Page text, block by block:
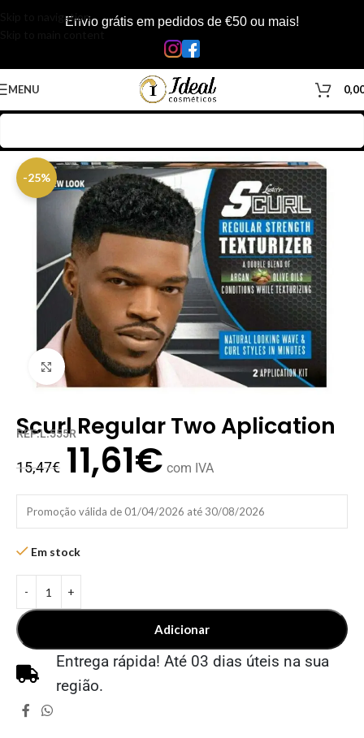
Skip to navigationEnvio grátis em pedidos de €50 ou mais!
MENU
-25%
Clique para ampliar
Scurl Regular Two Aplication
REF:L.555R
15,47€ 11,61€ com IVA
Promoção válida de 01/04/2026 até 30/08/2026
Em stock
Adicionar
Entrega rápida! Até 03 dias úteis na sua
região.